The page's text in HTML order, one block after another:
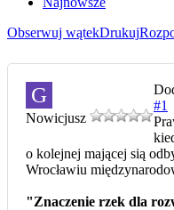
Obserwuj wątekDrukuj
G
Nowicjusz
#1
o kolejnej mającej sią
Wrocławiu
"Znaczenie rzek dla